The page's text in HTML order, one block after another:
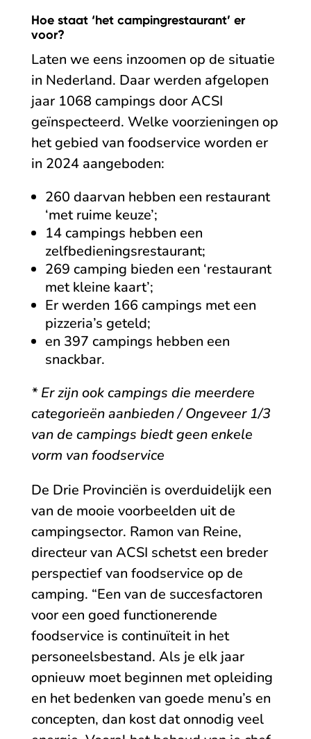
Hoe staat ‘het campingrestaurant’ er
voor?
Laten we eens inzoomen op de situatie
in Nederland. Daar werden afgelopen
jaar 1068 campings door ACSI
geïnspecteerd. Welke voorzieningen op
het gebied van foodservice worden er
in 2024 aangeboden:
260 daarvan hebben een restaurant
‘met ruime keuze’;
14 campings hebben een
zelfbedieningsrestaurant;
269 camping bieden een ‘restaurant
met kleine kaart’;
Er werden 166 campings met een
pizzeria’s geteld;
en 397 campings hebben een
snackbar.
* Er zijn ook campings die meerdere
categorieën aanbieden / Ongeveer 1/3
van de campings biedt geen enkele
vorm van foodservice
De Drie Provinciën is overduidelijk een
van de mooie voorbeelden uit de
campingsector. Ramon van Reine,
directeur van ACSI schetst een breder
perspectief van foodservice op de
camping. “Een van de succesfactoren
voor een goed functionerende
foodservice is continuïteit in het
personeelsbestand. Als je elk jaar
opnieuw moet beginnen met opleiding
en het bedenken van goede menu’s en
concepten, dan kost dat onnodig veel